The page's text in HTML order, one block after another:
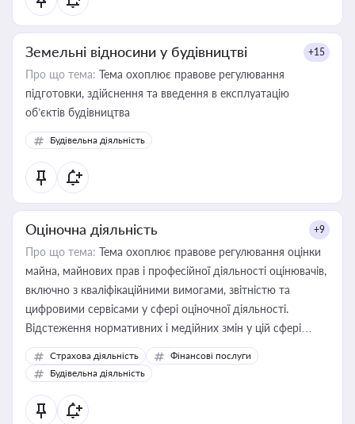
Земельні відносини у будівництві +15
Про що тема: Тема охоплює правове регулювання
підготовки, здійснення та введення в експлуатацію
об’єктів будівництва
Будівельна діяльність
Оціночна діяльність +9
Про що тема: Тема охоплює правове регулювання оцінки
майна, майнових прав і професійної діяльності оцінювачів,
включно з кваліфікаційними вимогами, звітністю та
цифровими сервісами у сфері оціночної діяльності.
Відстеження нормативних і медійних змін у цій сфері
корисне для власника бізнесу, керівника, юриста або
бухгалтера під час оподаткування, приватизації, оренди
державного майна, корпоративних угод і перевірки
статусу суб'єктів оціночної діяльності
Страхова діяльність
Фінансові послуги
Будівельна діяльність